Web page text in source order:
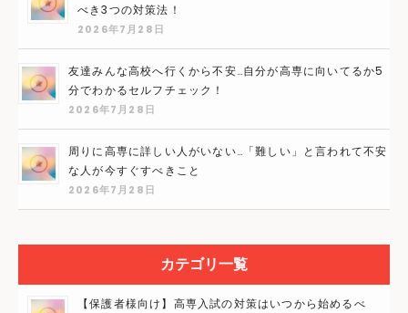
べき3つの対策法！
2026年7月28日
友達みんな高校へ行くから不安…自分が高専に向いてるか5
分でわかるセルフチェック！
2026年7月28日
周りに高専に詳しい人がいない…「難しい」と言われて不安
な人が今すぐすべきこと
2026年7月28日
カテゴリ一覧
【保護者様向け】高専入試の対策はいつから始めるべ